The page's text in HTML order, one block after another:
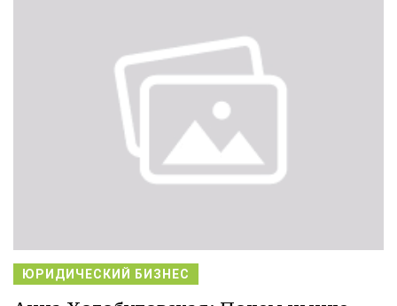
ЮРИДИЧЕСКИЙ БИЗНЕС